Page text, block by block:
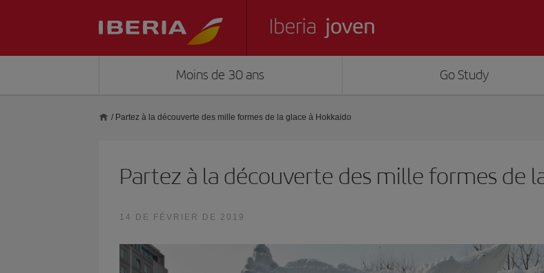
Moins de 30 ans Go Study
/ Partez à la découverte des mille formes de la glace à Hokkaido
Partez à la découverte des mille formes de
14 DE FÉVRIER DE 2019